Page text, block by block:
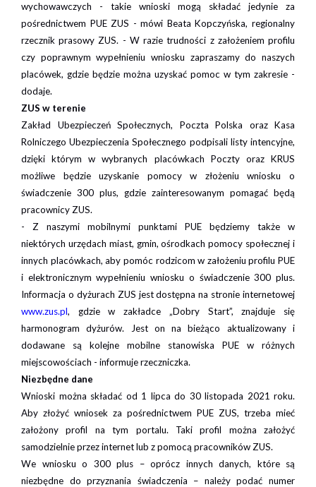
wychowawczych - takie wnioski mogą składać jedynie za
pośrednictwem PUE ZUS - mówi Beata Kopczyńska, regionalny
rzecznik prasowy ZUS. - W razie trudności z założeniem profilu
czy poprawnym wypełnieniu wniosku zapraszamy do naszych
placówek, gdzie będzie można uzyskać pomoc w tym zakresie -
dodaje.
ZUS w terenie
Zakład Ubezpieczeń Społecznych, Poczta Polska oraz Kasa
Rolniczego Ubezpieczenia Społecznego podpisali listy intencyjne,
dzięki którym w wybranych placówkach Poczty oraz KRUS
możliwe będzie uzyskanie pomocy w złożeniu wniosku o
świadczenie 300 plus, gdzie zainteresowanym pomagać będą
pracownicy ZUS.
- Z naszymi mobilnymi punktami PUE będziemy także w
niektórych urzędach miast, gmin, ośrodkach pomocy społecznej i
innych placówkach, aby pomóc rodzicom w założeniu profilu PUE
i elektronicznym wypełnieniu wniosku o świadczenie 300 plus.
Informacja o dyżurach ZUS jest dostępna na stronie internetowej
www.zus.pl, gdzie w zakładce „Dobry Start”, znajduje się
harmonogram dyżurów. Jest on na bieżąco aktualizowany i
dodawane są kolejne mobilne stanowiska PUE w różnych
miejscowościach - informuje rzeczniczka.
Niezbędne dane
Wnioski można składać od 1 lipca do 30 listopada 2021 roku.
Aby złożyć wniosek za pośrednictwem PUE ZUS, trzeba mieć
założony profil na tym portalu. Taki profil można założyć
samodzielnie przez internet lub z pomocą pracowników ZUS.
We wniosku o 300 plus – oprócz innych danych, które są
niezbędne do przyznania świadczenia – należy podać numer